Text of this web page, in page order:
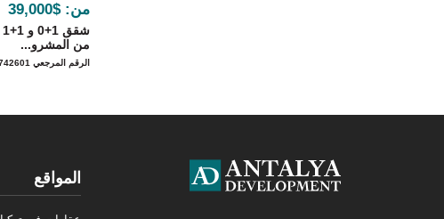
من: $39,000
من المشرو...
الرقم المرجعي 742601
المواقع